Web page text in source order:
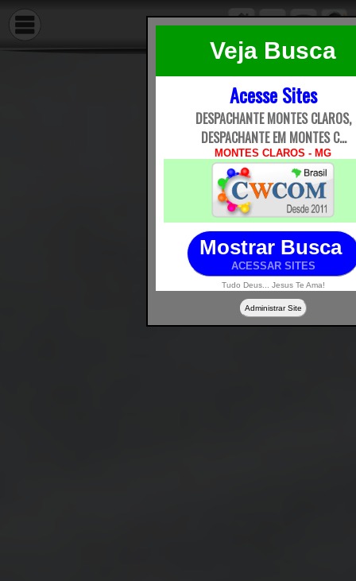
Veja Busca
Acesse Sites
DESPACHANTE MONTES CLAROS,
DESPACHANTE EM MONTES C...
MONTES CLAROS - MG
Mostrar Busca
ACESSAR SITES
Tudo Deus... Jesus Te Ama!
Administrar Site